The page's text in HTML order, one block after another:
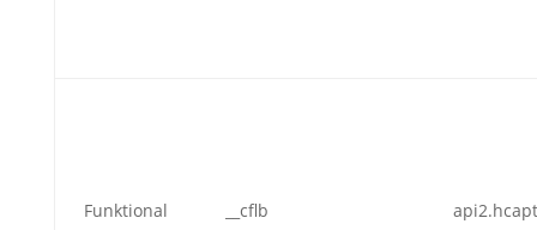
Funktional __cflb